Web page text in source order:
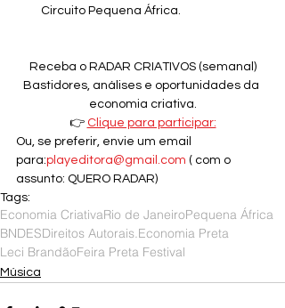
Circuito Pequena África.
Receba o RADAR CRIATIVOS (semanal)
Bastidores, análises e oportunidades da
economia criativa.
👉 Clique para participar:
Ou, se preferir, envie um email
para:playeditora@gmail.com ( com o
assunto: QUERO RADAR)
Tags:
Economia CriativaRio de JaneiroPequena África
BNDESDireitos Autorais.Economia Preta
Leci BrandãoFeira Preta Festival
Música